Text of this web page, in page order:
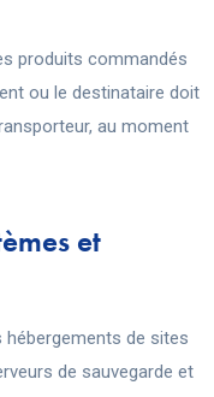
produits commandés
ou le destinataire doit
au moment
et
de sites
de sauvegarde et